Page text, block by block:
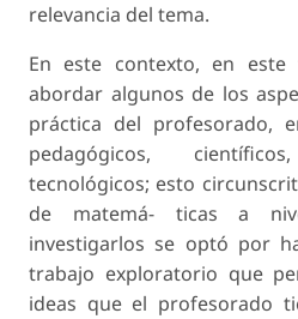
relevancia del tema.
En este contexto, en
abordar algunos de los
práctica del profesorado,
pedagógicos,
tecnológicos; esto
de matemá- ticas a
investigarlos se optó por
trabajo exploratorio que
ideas que el profesorado